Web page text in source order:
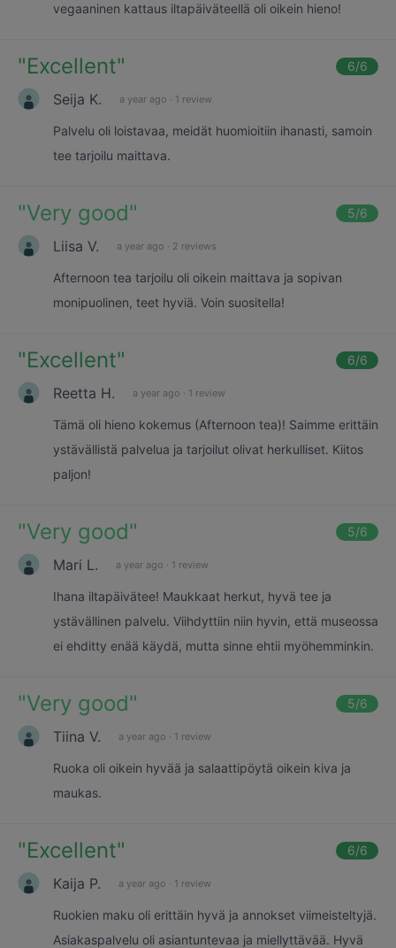
vegaaninen kattaus iltapäiväteellä oli oikein hieno!
"Excellent" 6/6
Seija K. a year ago · 1 review
Palvelu oli loistavaa, meidät huomioitiin ihanasti, samoin
tee tarjoilu maittava.
"Very good" 5/6
Liisa V. a year ago · 2 reviews
Afternoon tea tarjoilu oli oikein maittava ja sopivan
monipuolinen, teet hyviä. Voin suositella!
"Excellent" 6/6
Reetta H. a year ago · 1 review
Tämä oli hieno kokemus (Afternoon tea)! Saimme erittäin
ystävällistä palvelua ja tarjoilut olivat herkulliset. Kiitos
paljon!
"Very good" 5/6
Mari L. a year ago · 1 review
Ihana iltapäivätee! Maukkaat herkut, hyvä tee ja
ystävällinen palvelu. Viihdyttiin niin hyvin, että museossa
ei ehditty enää käydä, mutta sinne ehtii myöhemminkin.
"Very good" 5/6
Tiina V. a year ago · 1 review
Ruoka oli oikein hyvää ja salaattipöytä oikein kiva ja
maukas.
"Excellent" 6/6
Kaija P. a year ago · 1 review
Ruokien maku oli erittäin hyvä ja annokset viimeisteltyjä.
Asiakaspalvelu oli asiantuntevaa ja miellyttävää. Hyvä